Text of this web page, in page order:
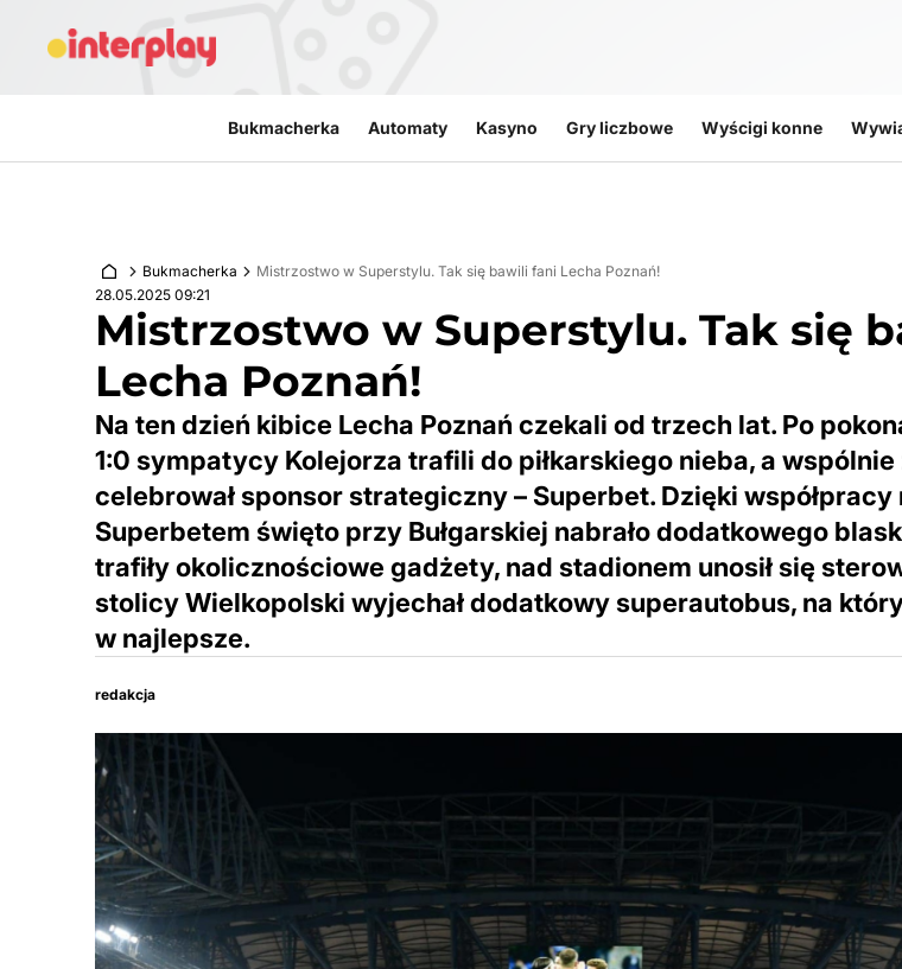
Bukmacherka Automaty Kasyno Gry liczbowe Wyścigi konne
Bukmacherka
Mistrzostwo w Superstylu. Tak się bawili fani Lecha Poznań!
28.05.2025 09:21
Mistrzostwo w Superstylu. Tak się
Lecha Poznań!
Na ten dzień kibice Lecha Poznań czekali od trzech lat. Po
1:0 sympatycy Kolejorza trafili do piłkarskiego nieba, a
celebrował sponsor strategiczny – Superbet. Dzięki
Superbetem święto przy Bułgarskiej nabrało dodatkowego
trafiły okolicznościowe gadżety, nad stadionem unosił się
stolicy Wielkopolski wyjechał dodatkowy superautobus, na
w najlepsze.
redakcja